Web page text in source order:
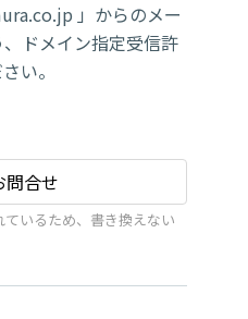
」からのメー
ドメイン指定受信許
い。
いるため、書き換えない